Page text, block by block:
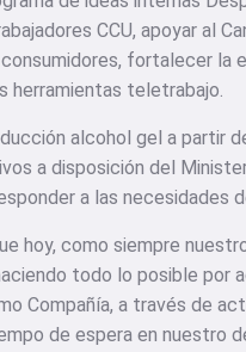
CCU, apoyar al
fortalecer la
herramientas teletrabajo.
alcohol gel a partir
a disposición del
a las necesidades
hoy, como siempre
todo lo posible por
Compañía, a través de
de espera en nuestro